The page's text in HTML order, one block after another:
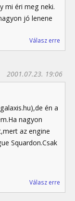
mi éri meg neki.
jó lenene
Válasz erre
2001.07.23. 19:06
én a
nagyon
az engine
Squardon.Csak
Válasz erre